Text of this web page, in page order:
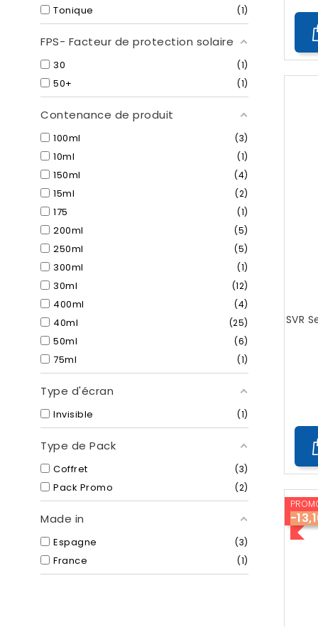
Tonique 1
FPS- Facteur de protection solaire
30 1
50+ 1
Contenance de produit
100ml 3
10ml 1
150ml 4
15ml 2
175 1
200ml 5
250ml 5
300ml 1
30ml 12
400ml 4
40ml 25
50ml 6
75ml 1
Type d'écran
Invisible 1
Type de Pack
Coffret 3
Pack Promo 2
Made in
Espagne 3
France 1
SVR
-